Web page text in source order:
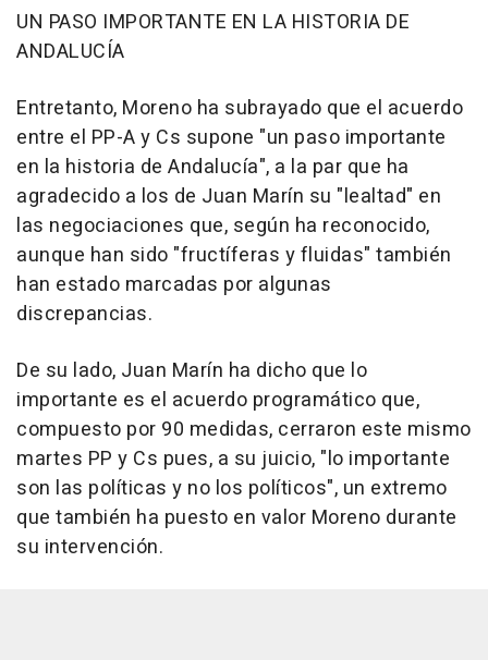
UN PASO IMPORTANTE EN LA HISTORIA DE
ANDALUCÍA
Entretanto, Moreno ha subrayado que el acuerdo
entre el PP-A y Cs supone "un paso importante
en la historia de Andalucía", a la par que ha
agradecido a los de Juan Marín su "lealtad" en
las negociaciones que, según ha reconocido,
aunque han sido "fructíferas y fluidas" también
han estado marcadas por algunas
discrepancias.
De su lado, Juan Marín ha dicho que lo
importante es el acuerdo programático que,
compuesto por 90 medidas, cerraron este mismo
martes PP y Cs pues, a su juicio, "lo importante
son las políticas y no los políticos", un extremo
que también ha puesto en valor Moreno durante
su intervención.